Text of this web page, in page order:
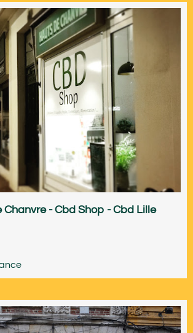
Chanvre - Cbd Shop - Cbd Lille